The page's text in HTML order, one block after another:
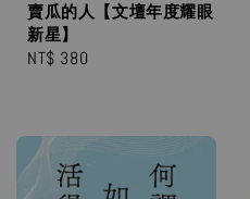
賣瓜的人【文壇年度耀眼
新星】
Regular
NT$ 380